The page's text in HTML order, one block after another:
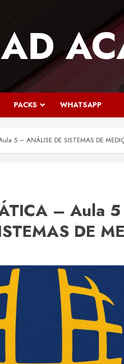
PACKS WHATSAPP
5 – ANÁLISE DE SISTEMAS DE
– Aula
DE